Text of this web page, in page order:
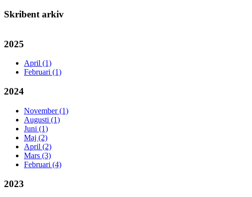
Skribent arkiv
2025
April (1)
Februari (1)
2024
November (1)
Augusti (1)
Juni (1)
Maj (2)
April (2)
Mars (3)
Februari (4)
2023